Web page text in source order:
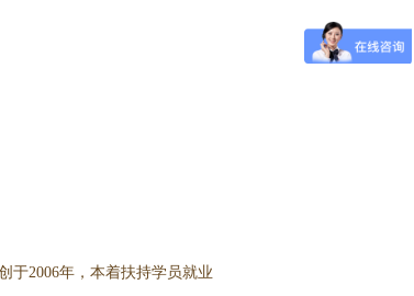
于2006年，本着扶持学员就业